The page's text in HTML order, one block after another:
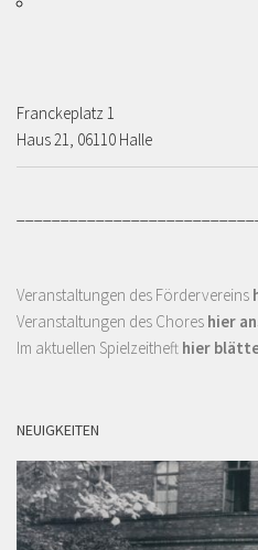
Franckeplatz 1 ­­­­
Haus 21, 06110 Halle
Veranstaltungen des Fördervereins
Veranstaltungen des Chores hier
Im aktuellen Spielzeitheft hier
NEUIGKEITEN